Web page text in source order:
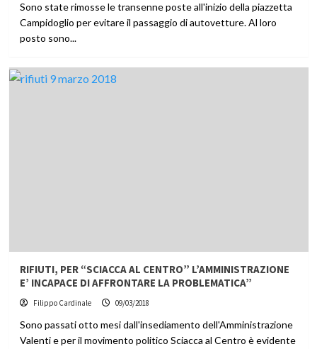
Sono state rimosse le transenne poste all'inizio della piazzetta
Campidoglio per evitare il passaggio di autovetture. Al loro
posto sono...
RIFIUTI, PER “SCIACCA AL CENTRO” L’AMMINISTRAZIONE
E’ INCAPACE DI AFFRONTARE LA PROBLEMATICA”
Filippo Cardinale 09/03/2018
Sono passati otto mesi dall'insediamento dell'Amministrazione
Valenti e per il movimento politico Sciacca al Centro è evidente